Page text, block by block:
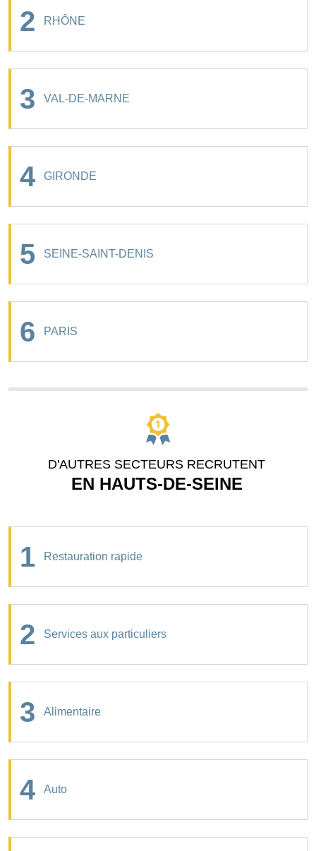
2 RHÔNE
3 VAL-DE-MARNE
4 GIRONDE
5 SEINE-SAINT-DENIS
6 PARIS
D'AUTRES SECTEURS RECRUTENT
EN HAUTS-DE-SEINE
1 Restauration rapide
2 Services aux particuliers
3 Alimentaire
4 Auto